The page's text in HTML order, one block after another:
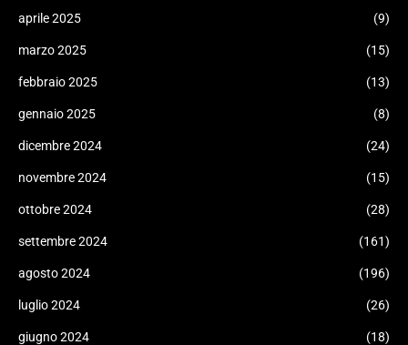
aprile 2025 (9)
marzo 2025 (15)
febbraio 2025 (13)
gennaio 2025 (8)
dicembre 2024 (24)
novembre 2024 (15)
ottobre 2024 (28)
settembre 2024 (161)
agosto 2024 (196)
luglio 2024 (26)
giugno 2024 (18)